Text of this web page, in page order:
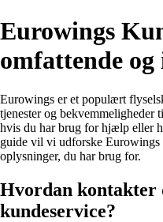
Eurowings
omfattende
Eurowings er et populært
tjenester og bekvemmeligheder
hvis du har brug for hjælp eller
guide vil vi udforske
oplysninger, du har brug for.
Hvordan kontakter
kundeservice?